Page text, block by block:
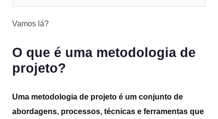
Vamos lá?
O que é uma metodologia de
projeto?
Uma metodologia de projeto é um conjunto de
abordagens, processos, técnicas e ferramentas que